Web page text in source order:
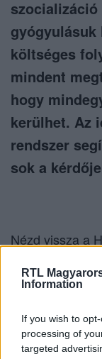
RTL
Information
If you wish to
processing of
targeted
gyógyulásuk
költséges
mindent
hogy
kerülhet. Az
rendszer
sok a
Nézd vissza a